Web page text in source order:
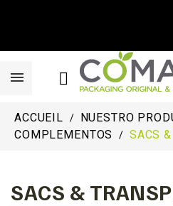
ACCUEIL
NUESTRO
COMPLEMENTOS
SACS
SACS &